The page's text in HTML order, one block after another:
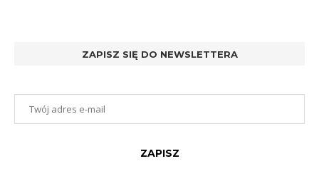
ZAPISZ SIĘ DO NEWSLETTERA